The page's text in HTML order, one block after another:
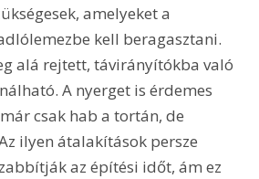
amelyeket a
kell beragasztani.
alá rejtett, távirányítókba való
A nyerget is érdemes
csak hab a tortán, de
ilyen átalakítások persze
az építési időt, ám ez